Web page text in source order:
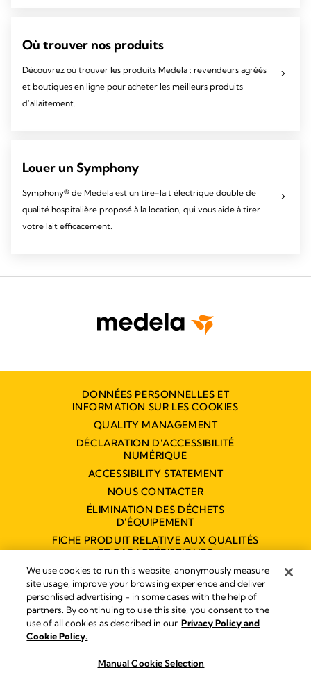
Où trouver nos produits
Découvrez où trouver les produits Medela : revendeurs agréés
et boutiques en ligne pour acheter les meilleurs produits
d'allaitement.
Louer un Symphony
Symphony® de Medela est un tire-lait électrique double de
qualité hospitalière proposé à la location, qui vous aide à tirer
votre lait efficacement.
DONNÉES PERSONNELLES ET
INFORMATION SUR LES COOKIES
QUALITY MANAGEMENT
DÉCLARATION D'ACCESSIBILITÉ
NUMÉRIQUE
ACCESSIBILITY STATEMENT
NOUS CONTACTER
ÉLIMINATION DES DÉCHETS
D'ÉQUIPEMENT
FICHE PRODUIT RELATIVE AUX QUALITÉS
ET CARACTÉRISTIQUES
ENVIRONNEMENTALES
Empreinte
Legal Notice
We use cookies to run this website, anonymously measure
site usage, improve your browsing experience and deliver
personlised advertising - in some cases with the help of
partners. By continuing to use this site, you consent to the
use of all cookies as described in our Privacy Policy and
Cookie Policy.
Manual Cookie Selection